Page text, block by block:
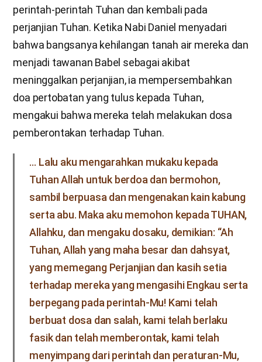
perintah-perintah Tuhan dan kembali pada
perjanjian Tuhan. Ketika Nabi Daniel menyadari
bahwa bangsanya kehilangan tanah air mereka dan
menjadi tawanan Babel sebagai akibat
meninggalkan perjanjian, ia mempersembahkan
doa pertobatan yang tulus kepada Tuhan,
mengakui bahwa mereka telah melakukan dosa
pemberontakan terhadap Tuhan.
… Lalu aku mengarahkan mukaku kepada
Tuhan Allah untuk berdoa dan bermohon,
sambil berpuasa dan mengenakan kain kabung
serta abu. Maka aku memohon kepada TUHAN,
Allahku, dan mengaku dosaku, demikian: “Ah
Tuhan, Allah yang maha besar dan dahsyat,
yang memegang Perjanjian dan kasih setia
terhadap mereka yang mengasihi Engkau serta
berpegang pada perintah-Mu! Kami telah
berbuat dosa dan salah, kami telah berlaku
fasik dan telah memberontak, kami telah
menyimpang dari perintah dan peraturan-Mu,